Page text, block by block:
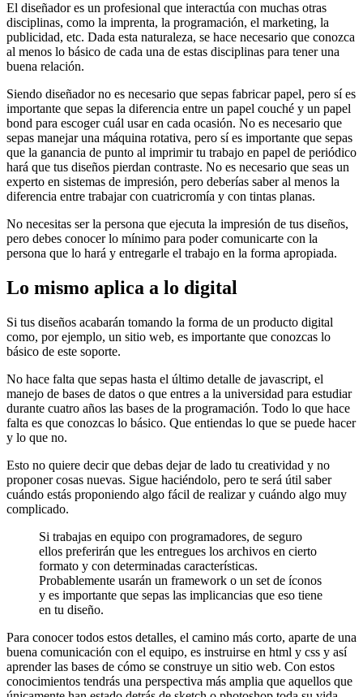
El diseñador es un profesional que interactúa con muchas otras
disciplinas, como la imprenta, la programación, el marketing, la
publicidad, etc. Dada esta naturaleza, se hace necesario que conozca
al menos lo básico de cada una de estas disciplinas para tener una
buena relación.
Siendo diseñador no es necesario que sepas fabricar papel, pero sí es
importante que sepas la diferencia entre un papel couché y un papel
bond para escoger cuál usar en cada ocasión. No es necesario que
sepas manejar una máquina rotativa, pero sí es importante que sepas
que la ganancia de punto al imprimir tu trabajo en papel de periódico
hará que tus diseños pierdan contraste. No es necesario que seas un
experto en sistemas de impresión, pero deberías saber al menos la
diferencia entre trabajar con cuatricromía y con tintas planas.
No necesitas ser la persona que ejecuta la impresión de tus diseños,
pero debes conocer lo mínimo para poder comunicarte con la
persona que lo hará y entregarle el trabajo en la forma apropiada.
Lo mismo aplica a lo digital
Si tus diseños acabarán tomando la forma de un producto digital
como, por ejemplo, un sitio web, es importante que conozcas lo
básico de este soporte.
No hace falta que sepas hasta el último detalle de javascript, el
manejo de bases de datos o que entres a la universidad para estudiar
durante cuatro años las bases de la programación. Todo lo que hace
falta es que conozcas lo básico. Que entiendas lo que se puede hacer
y lo que no.
Esto no quiere decir que debas dejar de lado tu creatividad y no
proponer cosas nuevas. Sigue haciéndolo, pero te será útil saber
cuándo estás proponiendo algo fácil de realizar y cuándo algo muy
complicado.
Si trabajas en equipo con programadores, de seguro
ellos preferirán que les entregues los archivos en cierto
formato y con determinadas características.
Probablemente usarán un framework o un set de íconos
y es importante que sepas las implicancias que eso tiene
en tu diseño.
Para conocer todos estos detalles, el camino más corto, aparte de una
buena comunicación con el equipo, es instruirse en html y css y así
aprender las bases de cómo se construye un sitio web. Con estos
conocimientos tendrás una perspectiva más amplia que aquellos que